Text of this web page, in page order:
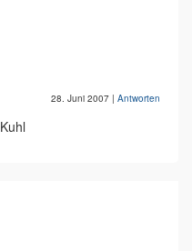
28. Juni 2007 | Antworten